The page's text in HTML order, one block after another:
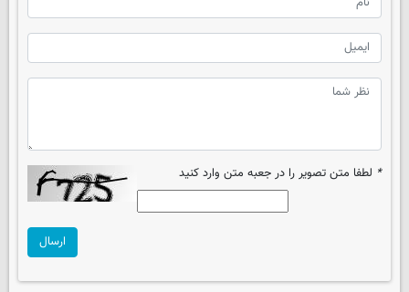
* لطفا متن تصویر را در جعبه متن وارد کنید
ارسال